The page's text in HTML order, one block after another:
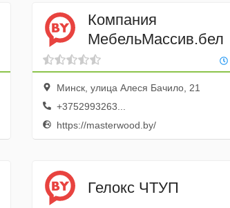
Компания
МебельМассив.бел
Минск, улица Алеся Бачило, 21
+3752993263...
https://masterwood.by/
Гелокс ЧТУП